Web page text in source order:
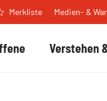
Verstehen
Merkliste Medien- &